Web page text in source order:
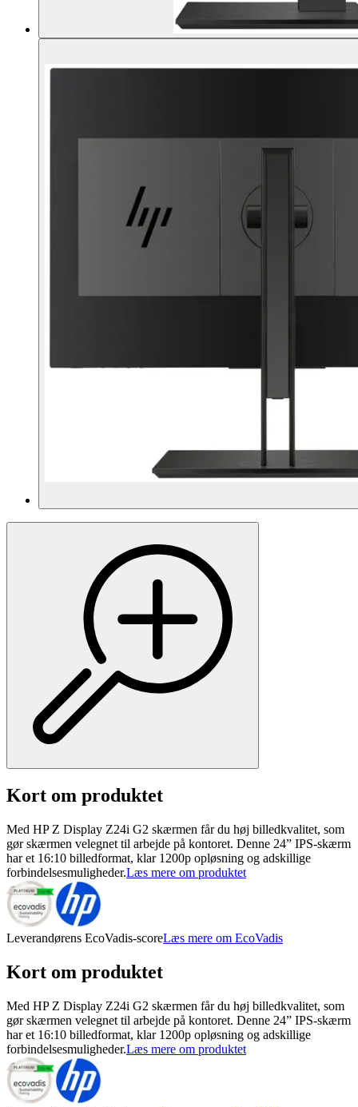
Kort om produktet
Med HP Z Display Z24i G2 skærmen får du høj billedkvalitet, som
gør skærmen velegnet til arbejde på kontoret. Denne 24” IPS-skærm
har et 16:10 billedformat, klar 1200p opløsning og adskillige
forbindelsesmuligheder.Læs mere om produktet
Leverandørens EcoVadis-scoreLæs mere om EcoVadis
Kort om produktet
Med HP Z Display Z24i G2 skærmen får du høj billedkvalitet, som
gør skærmen velegnet til arbejde på kontoret. Denne 24” IPS-skærm
har et 16:10 billedformat, klar 1200p opløsning og adskillige
forbindelsesmuligheder.Læs mere om produktet